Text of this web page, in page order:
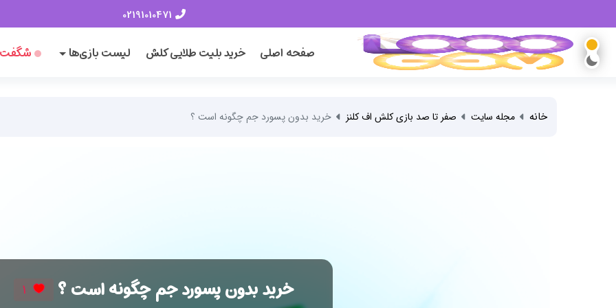
صفحه اصلی خرید بلیت طلایی کلش لیست بازی‌ها
خانه مجله سایت صفر تا صد بازی کلش اف کلنز خرید بدون پسورد جم چگونه است ؟
خرید بدون پسورد جم چگونه است ؟ 1